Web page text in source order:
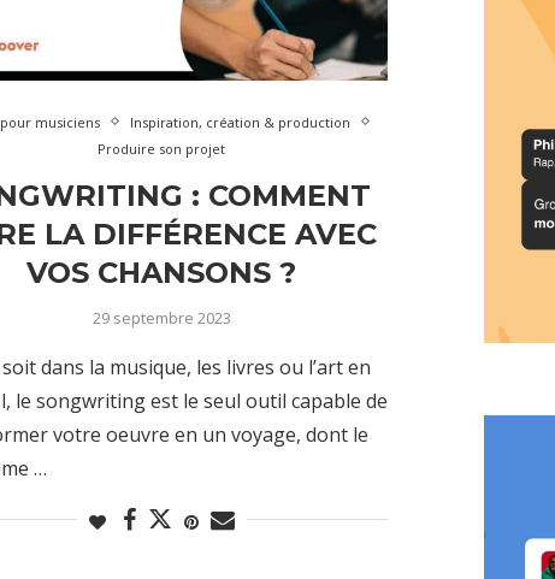
musiciens
Inspiration, création & production
Produire son projet
: COMMENT
LA DIFFÉRENCE AVEC
VOS CHANSONS ?
29 septembre 2023
dans la musique, les livres ou l’art en
le songwriting est le seul outil capable de
votre oeuvre en un voyage, dont le
…